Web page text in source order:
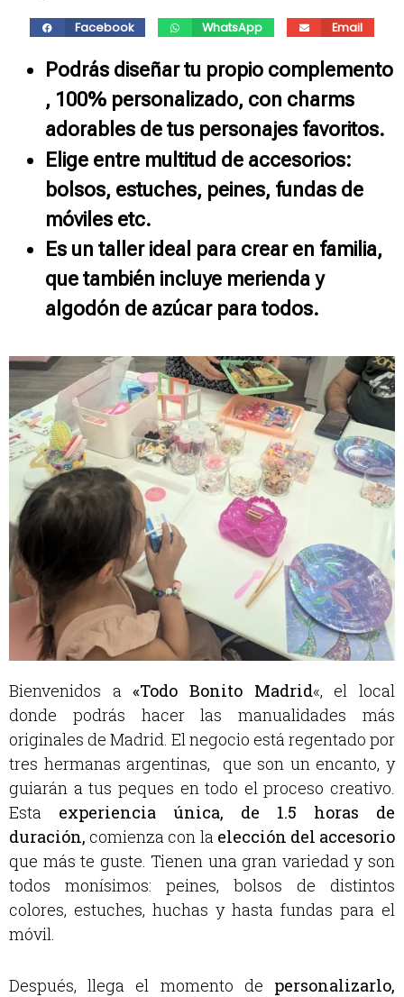
Facebook WhatsApp Email
Podrás diseñar tu propio complemento
, 100% personalizado, con charms
adorables de tus personajes favoritos.
Elige entre multitud de accesorios:
bolsos, estuches, peines, fundas de
móviles etc.
Es un taller ideal para crear en familia,
que también incluye merienda y
algodón de azúcar para todos.
Bienvenidos a«Todo Bonito Madrid«, el local
donde podrás hacer las manualidades más
originales de Madrid. El negocio está regentado por
tres hermanas argentinas, que son un encanto, y
guiarán a tus peques en todo el proceso creativo.
Esta experiencia única, de 1.5 horas de
duración,comienza con la elección del accesorio
que más te guste. Tienen una gran variedad y son
todos monísimos: peines, bolsos de distintos
colores, estuches, huchas y hasta fundas para el
móvil.
Después, llega el momento de personalizarlo,